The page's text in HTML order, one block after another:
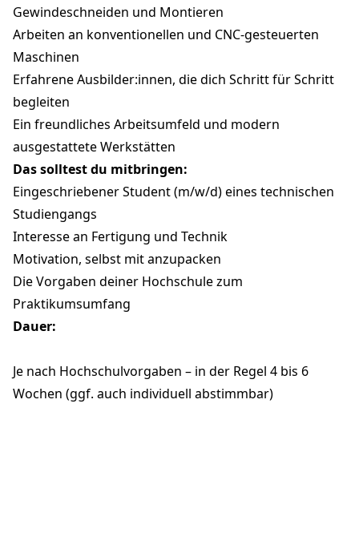
Gewindeschneiden und Montieren
Arbeiten an konventionellen und CNC-gesteuerten
Maschinen
Erfahrene Ausbilder:innen, die dich Schritt für Schritt
begleiten
Ein freundliches Arbeitsumfeld und modern
ausgestattete Werkstätten
Das solltest du mitbringen:
Eingeschriebener Student (m/w/d) eines technischen
Studiengangs
Interesse an Fertigung und Technik
Motivation, selbst mit anzupacken
Die Vorgaben deiner Hochschule zum
Praktikumsumfang
Dauer:
Je nach Hochschulvorgaben – in der Regel 4 bis 6
Wochen (ggf. auch individuell abstimmbar)